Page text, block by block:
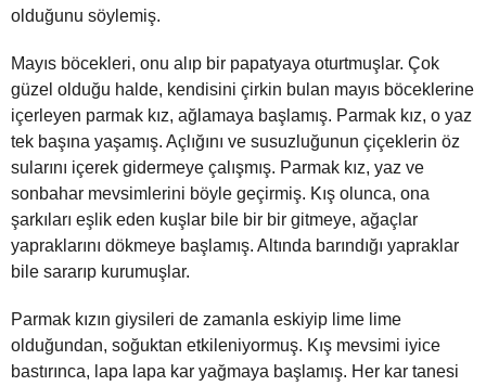
olduğunu söylemiş.
Mayıs böcekleri, onu alıp bir papatyaya oturtmuşlar. Çok
güzel olduğu halde, kendisini çirkin bulan mayıs böceklerine
içerleyen parmak kız, ağlamaya başlamış. Parmak kız, o yaz
tek başına yaşamış. Açlığını ve susuzluğunun çiçeklerin öz
sularını içerek gidermeye çalışmış. Parmak kız, yaz ve
sonbahar mevsimlerini böyle geçirmiş. Kış olunca, ona
şarkıları eşlik eden kuşlar bile bir bir gitmeye, ağaçlar
yapraklarını dökmeye başlamış. Altında barındığı yapraklar
bile sararıp kurumuşlar.
Parmak kızın giysileri de zamanla eskiyip lime lime
olduğundan, soğuktan etkileniyormuş. Kış mevsimi iyice
bastırınca, lapa lapa kar yağmaya başlamış. Her kar tanesi